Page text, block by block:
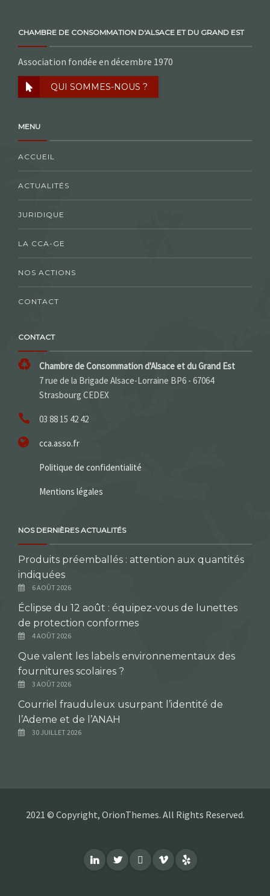
CHAMBRE DE CONSOMMATION D'ALSACE ET DU GRAND EST
Association fondée en décembre 1970
QUI SOMMES-NOUS ?
MENU
ACCUEIL
ACTUALITÉS
JURIDIQUE
LA CCA-GE
NOS ACTIONS
CONTACT
CONTACT
Chambre de Consommation d'Alsace et du Grand Est
7 rue de la Brigade Alsace-Lorraine BP6 - 67064
Strasbourg CEDEX
03 88 15 42 42
cca.asso.fr
Politique de confidentialité
Mentions légales
NOS DERNIÈRES ACTUALITÉS
Produits préemballés : attention aux quantités
indiquées
6 AOÛT 2026
Éclipse du 12 août : équipez-vous de lunettes
de protection conformes
4 AOÛT 2026
Que valent les labels environnementaux des
fournitures scolaires ?
3 AOÛT 2026
Courriel frauduleux usurpant l’identité de
l’Ademe et de l’ANAH
30 JUILLET 2026
2021 © Copyright, OrionThemes. All Rights Reserved.